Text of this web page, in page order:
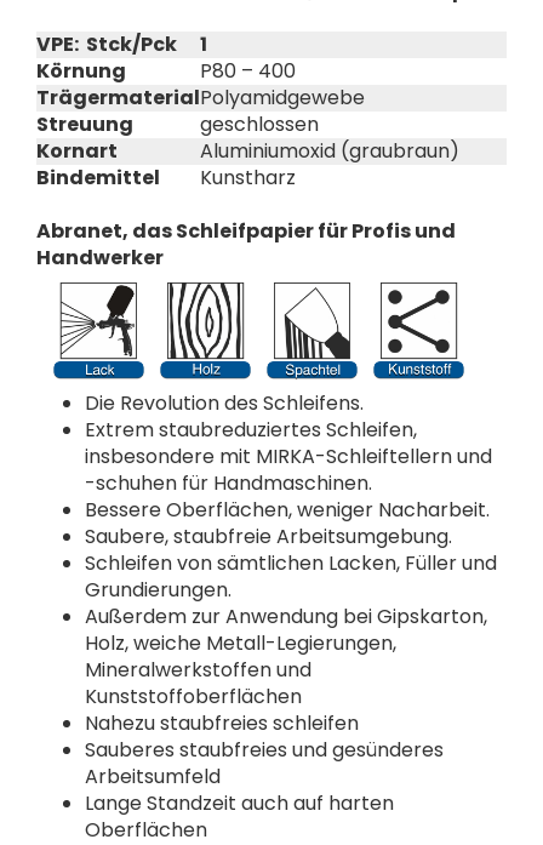
VPE: Stck/Pck
1
Körnung
P80 – 400
TrägermaterialPolyamidgewebe
Streuung
geschlossen
Kornart
Aluminiumoxid (graubraun)
Bindemittel
Kunstharz
Abranet, das Schleifpapier für Profis und
Handwerker
Die Revolution des Schleifens.
Extrem staubreduziertes Schleifen,
insbesondere mit MIRKA-Schleiftellern und
-schuhen für Handmaschinen.
Bessere Oberflächen, weniger Nacharbeit.
Saubere, staubfreie Arbeitsumgebung.
Schleifen von sämtlichen Lacken, Füller und
Grundierungen.
Außerdem zur Anwendung bei Gipskarton,
Holz, weiche Metall-Legierungen,
Mineralwerkstoffen und
Kunststoffoberflächen
Nahezu staubfreies schleifen
Sauberes staubfreies und gesünderes
Arbeitsumfeld
Lange Standzeit auch auf harten
Oberflächen